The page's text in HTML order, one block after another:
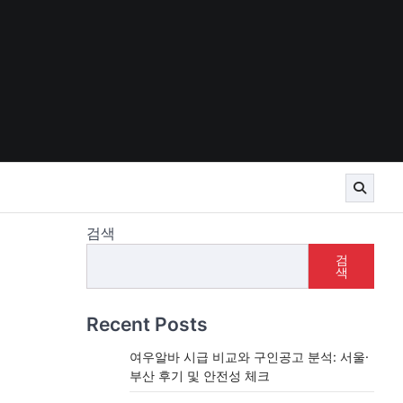
검색
검
색
Recent Posts
여우알바 시급 비교와 구인공고 분석: 서울·
부산 후기 및 안전성 체크